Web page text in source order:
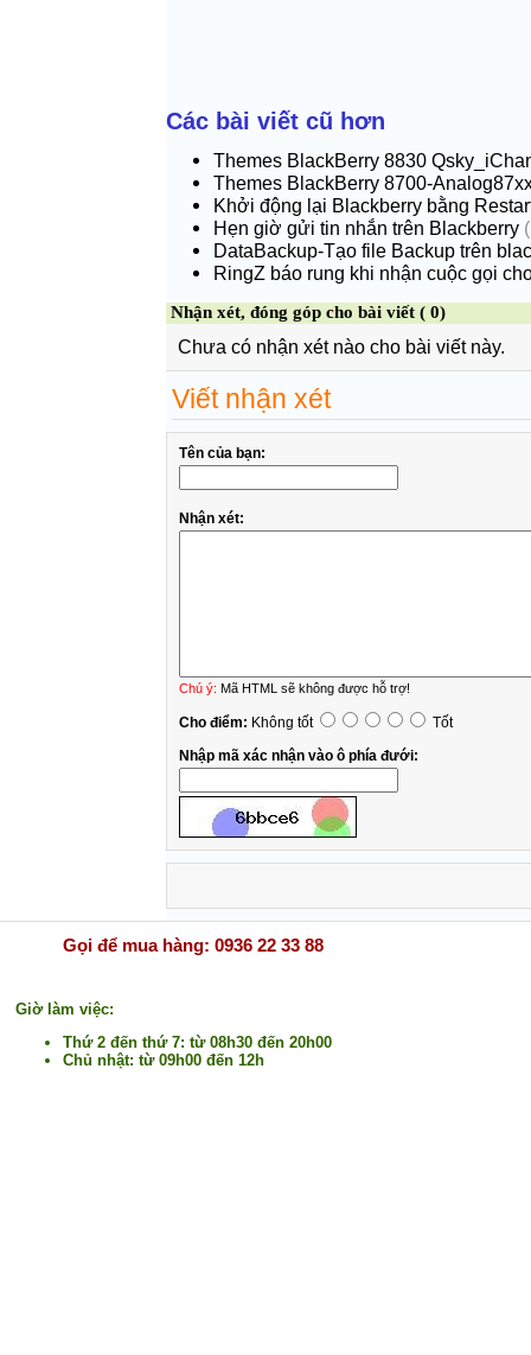
Các bài viết cũ hơn
Themes BlackBerry 8830
Themes BlackBerry 8700-
Khởi động lại Blackberry bằng
Hẹn giờ gửi tin nhắn trên Blackberry
DataBackup-Tạo file Backup trên
RingZ báo rung khi nhận cuộc gọi
Nhận xét, đóng góp cho bài viết ( 0)
Chưa có nhận xét nào cho bài viết này.
Viết nhận xét
Tên của bạn:
Nhận xét:
Chú ý: Mã HTML sẽ không được hỗ trợ!
Cho điểm: Không tốt
Tốt
Nhập mã xác nhận vào ô phía đưới:
Gọi để mua hàng: 0936 22 33 88
Giờ làm việc:
Thứ 2 đến thứ 7: từ 08h30 đến 20h00
Chủ nhật: từ 09h00 đến 12h